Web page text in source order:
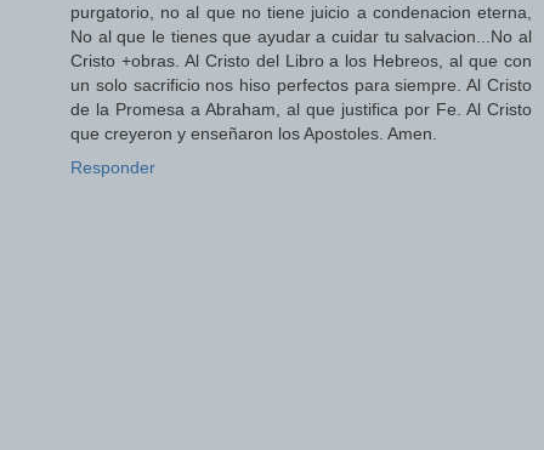
purgatorio, no al que no tiene juicio a condenacion eterna,
No al que le tienes que ayudar a cuidar tu salvacion...No al
Cristo +obras. Al Cristo del Libro a los Hebreos, al que con
un solo sacrificio nos hiso perfectos para siempre. Al Cristo
de la Promesa a Abraham, al que justifica por Fe. Al Cristo
que creyeron y enseñaron los Apostoles. Amen.
Responder